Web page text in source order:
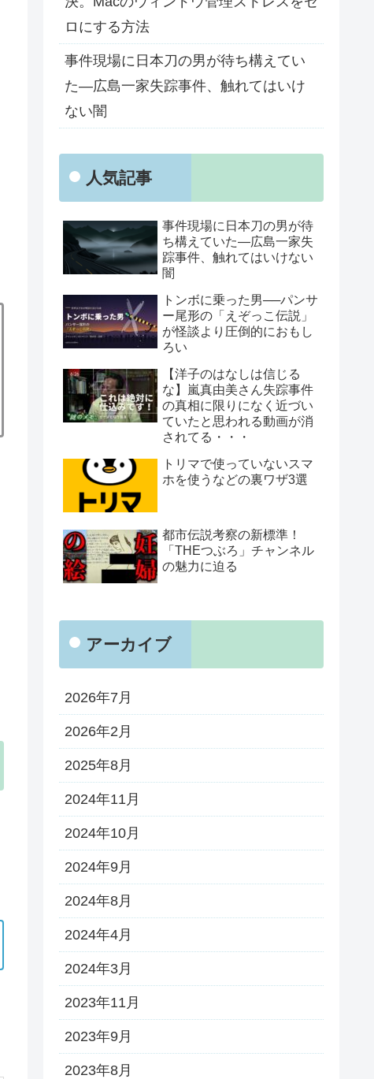
ロにする方法
事件現場に日本刀の男が待ち構えてい
た―広島一家失踪事件、触れてはいけ
ない闇
人気記事
事件現場に日本刀の男が待
ち構えていた―広島一家失
踪事件、触れてはいけない
闇
トンボに乗った男──パンサ
ー尾形の「えぞっこ伝説」
が怪談より圧倒的におもし
ろい
【洋子のはなしは信じる
な】嵐真由美さん失踪事件
の真相に限りになく近づい
ていたと思われる動画が消
されてる・・・
トリマで使っていないスマ
ホを使うなどの裏ワザ3選
都市伝説考察の新標準！
「THEつぶろ」チャンネル
の魅力に迫る
アーカイブ
2026年7月
2026年2月
2025年8月
2024年11月
2024年10月
2024年9月
2024年8月
2024年4月
2024年3月
2023年11月
2023年9月
2023年8月